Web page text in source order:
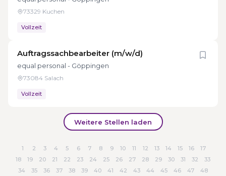
73329 Kuchen
Vollzeit
Auftragssachbearbeiter (m/w/d)
equal personal - Göppingen
73084 Salach
Vollzeit
Weitere Stellen laden
1 2 3 4 5 6 7 8 9 10 11 12 13 14 15 16
17
18
19 20 21 22 23 24 25 26 27 28 29 30 31 32
33
34
35 36 37 38 39 40 41 42 43 44 45 46 47 48